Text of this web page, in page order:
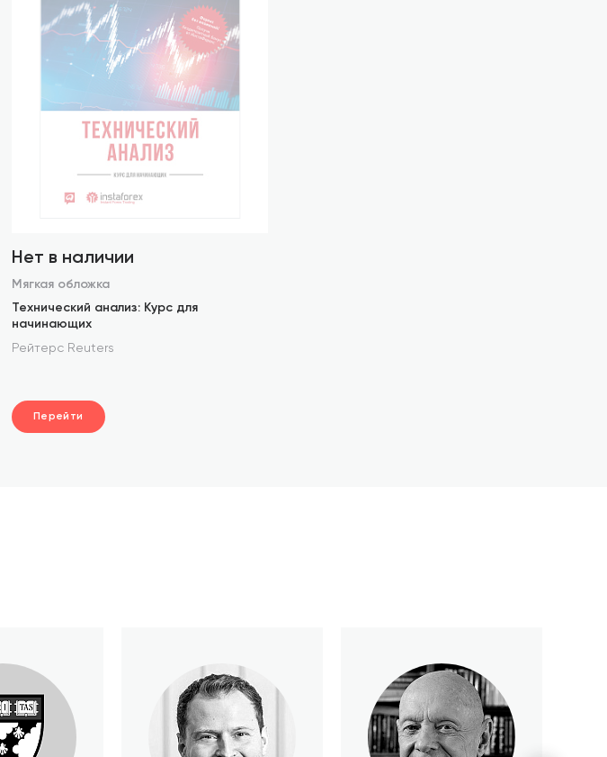
Нет в наличии
Мягкая обложка
Технический анализ: Курс для
начинающих
Рейтерс Reuters
Перейти